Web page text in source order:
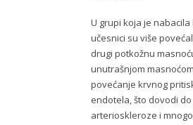
U grupi koja je
učesnici su više
drugi potkožnu
unutrašnjom
povećanje krvnog
endotela, što dovodi
arterioskleroze i